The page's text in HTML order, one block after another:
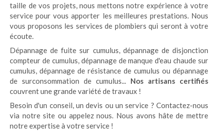
taille de vos projets, nous mettons notre expérience à votre
service pour vous apporter les meilleures prestations. Nous
vous proposons les services de plombiers qui seront à votre
écoute.
Dépannage de fuite sur cumulus, dépannage de disjonction
compteur de cumulus, dépannage de manque d'eau chaude sur
cumulus, dépannage de résistance de cumulus ou dépannage
de surconsommation de cumulus... Nos artisans certifiés
couvrent une grande variété de travaux !
Besoin d'un conseil, un devis ou un service ? Contactez-nous
via notre site ou appelez nous. Nous avons hâte de mettre
notre expertise à votre service !